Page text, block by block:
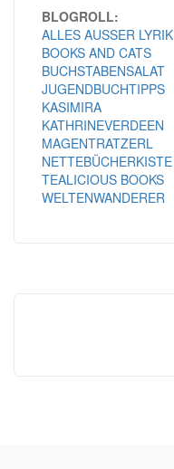
BLOGROLL:
ALLES AUSSER LYRIK
BOOKS AND CATS
BUCHSTABENSALAT
JUGENDBUCHTIPPS
KASIMIRA
KATHRINEVERDEEN
MAGENTRATZERL
NETTEBÜCHERKISTE
TEALICIOUS BOOKS
WELTENWANDERER